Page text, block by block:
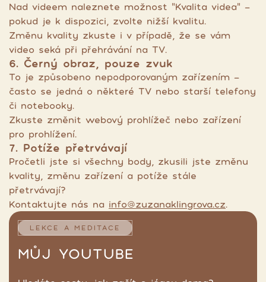
Nad videem naleznete možnost "Kvalita videa" -
pokud je k dispozici, zvolte nižší kvalitu.
Změnu kvality zkuste i v případě, že se vám
video seká při přehrávání na TV.
6. Černý obraz, pouze zvuk
To je způsobeno nepodporovaným zařízením -
často se jedná o některé TV nebo starší telefony
či notebooky.
Zkuste změnit webový prohlížeč nebo zařízení
pro prohlížení.
7. Potíže přetrvávají
Pročetli jste si všechny body, zkusili jste změnu
kvality, změnu zařízení a potíže stále
přetrvávají?
Kontaktujte nás na info@zuzanaklingrova.cz.
LEKCE A MEDITACE
MŮJ YOUTUBE